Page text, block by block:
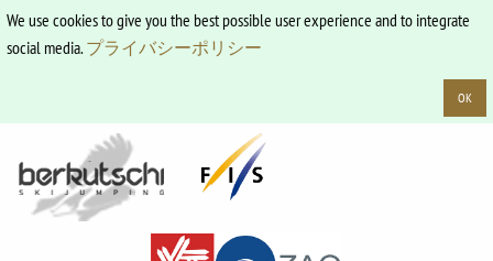
We use cookies to give you the best possible user experience and to integrate
social media.プライバシーポリシー
OK